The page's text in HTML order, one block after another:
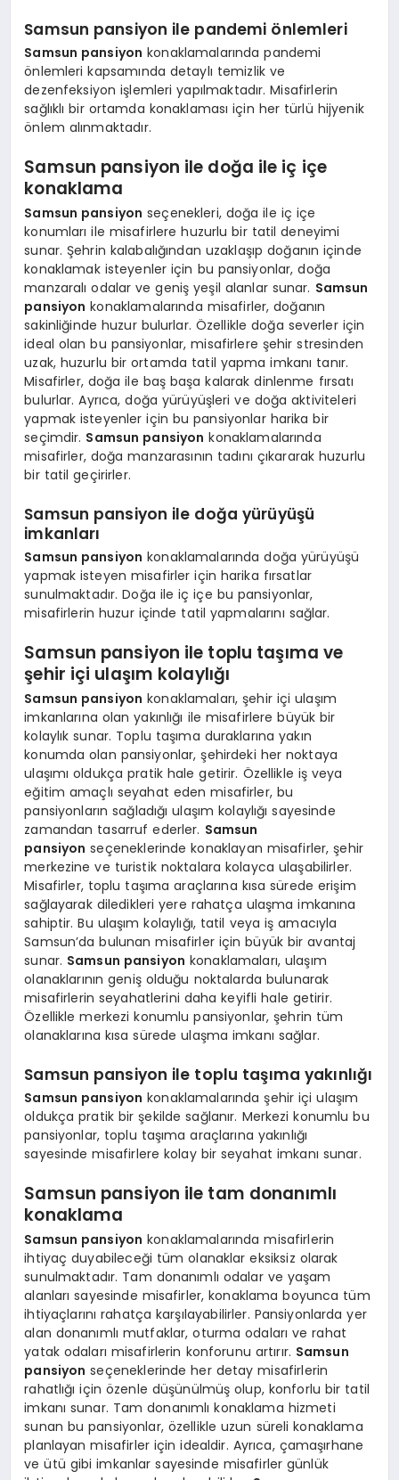
Samsun pansiyon ile pandemi önlemleri
Samsun pansiyon konaklamalarında pandemi
önlemleri kapsamında detaylı temizlik ve
dezenfeksiyon işlemleri yapılmaktadır. Misafirlerin
sağlıklı bir ortamda konaklaması için her türlü hijyenik
önlem alınmaktadır.
Samsun pansiyon ile doğa ile iç içe
konaklama
Samsun pansiyon seçenekleri, doğa ile iç içe
konumları ile misafirlere huzurlu bir tatil deneyimi
sunar. Şehrin kalabalığından uzaklaşıp doğanın içinde
konaklamak isteyenler için bu pansiyonlar, doğa
manzaralı odalar ve geniş yeşil alanlar sunar. Samsun
pansiyon konaklamalarında misafirler, doğanın
sakinliğinde huzur bulurlar. Özellikle doğa severler için
ideal olan bu pansiyonlar, misafirlere şehir stresinden
uzak, huzurlu bir ortamda tatil yapma imkanı tanır.
Misafirler, doğa ile baş başa kalarak dinlenme fırsatı
bulurlar. Ayrıca, doğa yürüyüşleri ve doğa aktiviteleri
yapmak isteyenler için bu pansiyonlar harika bir
seçimdir. Samsun pansiyon konaklamalarında
misafirler, doğa manzarasının tadını çıkararak huzurlu
bir tatil geçirirler.
Samsun pansiyon ile doğa yürüyüşü
imkanları
Samsun pansiyon konaklamalarında doğa yürüyüşü
yapmak isteyen misafirler için harika fırsatlar
sunulmaktadır. Doğa ile iç içe bu pansiyonlar,
misafirlerin huzur içinde tatil yapmalarını sağlar.
Samsun pansiyon ile toplu taşıma ve
şehir içi ulaşım kolaylığı
Samsun pansiyon konaklamaları, şehir içi ulaşım
imkanlarına olan yakınlığı ile misafirlere büyük bir
kolaylık sunar. Toplu taşıma duraklarına yakın
konumda olan pansiyonlar, şehirdeki her noktaya
ulaşımı oldukça pratik hale getirir. Özellikle iş veya
eğitim amaçlı seyahat eden misafirler, bu
pansiyonların sağladığı ulaşım kolaylığı sayesinde
zamandan tasarruf ederler. Samsun
pansiyon seçeneklerinde konaklayan misafirler, şehir
merkezine ve turistik noktalara kolayca ulaşabilirler.
Misafirler, toplu taşıma araçlarına kısa sürede erişim
sağlayarak diledikleri yere rahatça ulaşma imkanına
sahiptir. Bu ulaşım kolaylığı, tatil veya iş amacıyla
Samsun’da bulunan misafirler için büyük bir avantaj
sunar. Samsun pansiyon konaklamaları, ulaşım
olanaklarının geniş olduğu noktalarda bulunarak
misafirlerin seyahatlerini daha keyifli hale getirir.
Özellikle merkezi konumlu pansiyonlar, şehrin tüm
olanaklarına kısa sürede ulaşma imkanı sağlar.
Samsun pansiyon ile toplu taşıma yakınlığı
Samsun pansiyon konaklamalarında şehir içi ulaşım
oldukça pratik bir şekilde sağlanır. Merkezi konumlu bu
pansiyonlar, toplu taşıma araçlarına yakınlığı
sayesinde misafirlere kolay bir seyahat imkanı sunar.
Samsun pansiyon ile tam donanımlı
konaklama
Samsun pansiyon konaklamalarında misafirlerin
ihtiyaç duyabileceği tüm olanaklar eksiksiz olarak
sunulmaktadır. Tam donanımlı odalar ve yaşam
alanları sayesinde misafirler, konaklama boyunca tüm
ihtiyaçlarını rahatça karşılayabilirler. Pansiyonlarda yer
alan donanımlı mutfaklar, oturma odaları ve rahat
yatak odaları misafirlerin konforunu artırır. Samsun
pansiyon seçeneklerinde her detay misafirlerin
rahatlığı için özenle düşünülmüş olup, konforlu bir tatil
imkanı sunar. Tam donanımlı konaklama hizmeti
sunan bu pansiyonlar, özellikle uzun süreli konaklama
planlayan misafirler için idealdir. Ayrıca, çamaşırhane
ve ütü gibi imkanlar sayesinde misafirler günlük